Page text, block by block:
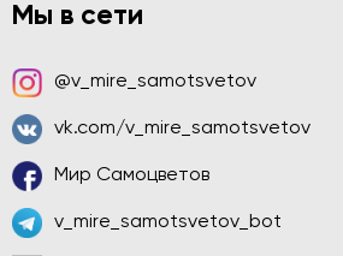
Мы в сети
@v_mire_samotsvetov
vk.com/v_mire_samotsvetov
Мир Самоцветов
v_mire_samotsvetov_bot